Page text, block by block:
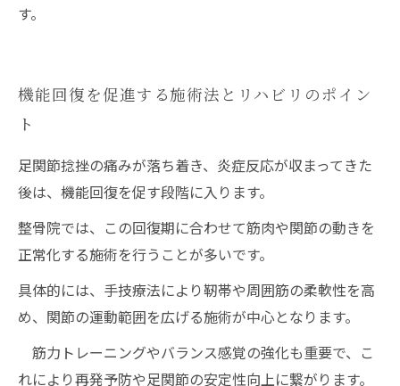
す。
機能回復を促進する施術法とリハビリのポイン
ト
足関節捻挫の痛みが落ち着き、炎症反応が収まってきた
後は、機能回復を促す段階に入ります。
整骨院では、この回復期に合わせて筋肉や関節の動きを
正常化する施術を行うことが多いです。
具体的には、手技療法により靭帯や周囲筋の柔軟性を高
め、関節の運動範囲を広げる施術が中心となります。
筋力トレーニングやバランス感覚の強化も重要で、こ
れにより再発予防や足関節の安定性向上に繋がります。